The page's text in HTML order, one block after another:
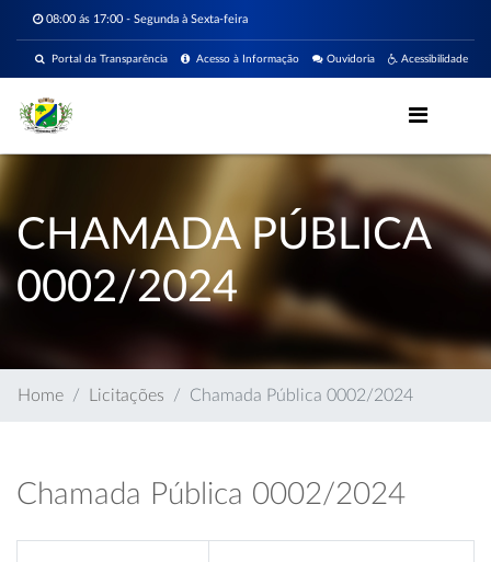
08:00 ás 17:00 - Segunda à Sexta-feira
Acessibilidade
Ouvidoria
Acesso à Informação
Portal da Transparência
CHAMADA PÚBLICA
0002/2024
Home Licitações Chamada Pública 0002/2024
Chamada Pública 0002/2024